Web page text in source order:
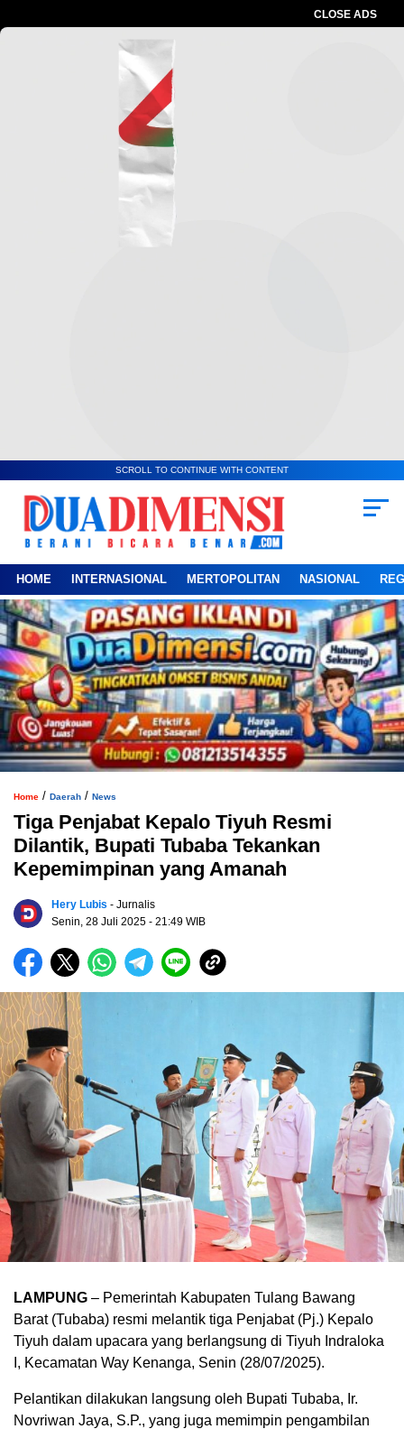
CLOSE ADS
SCROLL TO CONTINUE WITH CONTENT
HOME INTERNASIONAL MERTOPOLITAN NASIONAL
Home / Daerah / News
Tiga Penjabat Kepalo Tiyuh Resmi
Dilantik, Bupati Tubaba Tekankan
Kepemimpinan yang Amanah
Hery Lubis - Jurnalis
Senin, 28 Juli 2025 - 21:49 WIB
LAMPUNG – Pemerintah Kabupaten Tulang Bawang
Barat (Tubaba) resmi melantik tiga Penjabat (Pj.) Kepalo
Tiyuh dalam upacara yang berlangsung di Tiyuh Indraloka
I, Kecamatan Way Kenanga, Senin (28/07/2025).
Pelantikan dilakukan langsung oleh Bupati Tubaba, Ir.
Novriwan Jaya, S.P., yang juga memimpin pengambilan